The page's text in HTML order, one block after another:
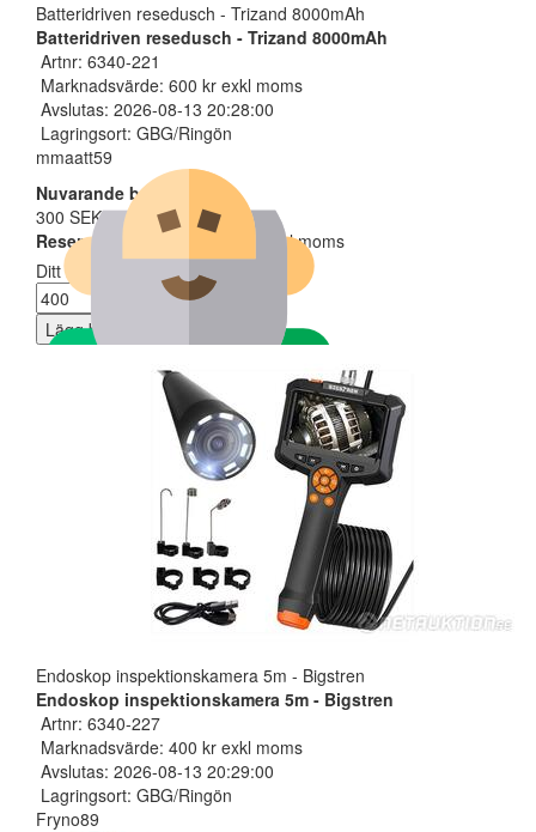
Batteridriven resedusch - Trizand 8000mAh
Batteridriven resedusch - Trizand 8000mAh
Artnr: 6340-221
Marknadsvärde: 600 kr exkl moms
Avslutas: 2026-08-13 20:28:00
Lagringsort: GBG/Ringön
mmaatt59
Nuvarande bud
300 SEK
Reservarionspris uppnått
| exkl moms
Ditt bud måste minst vara
Lägg bud
Endoskop inspektionskamera 5m - Bigstren
Endoskop inspektionskamera 5m - Bigstren
Artnr: 6340-227
Marknadsvärde: 400 kr exkl moms
Avslutas: 2026-08-13 20:29:00
Lagringsort: GBG/Ringön
Fryno89